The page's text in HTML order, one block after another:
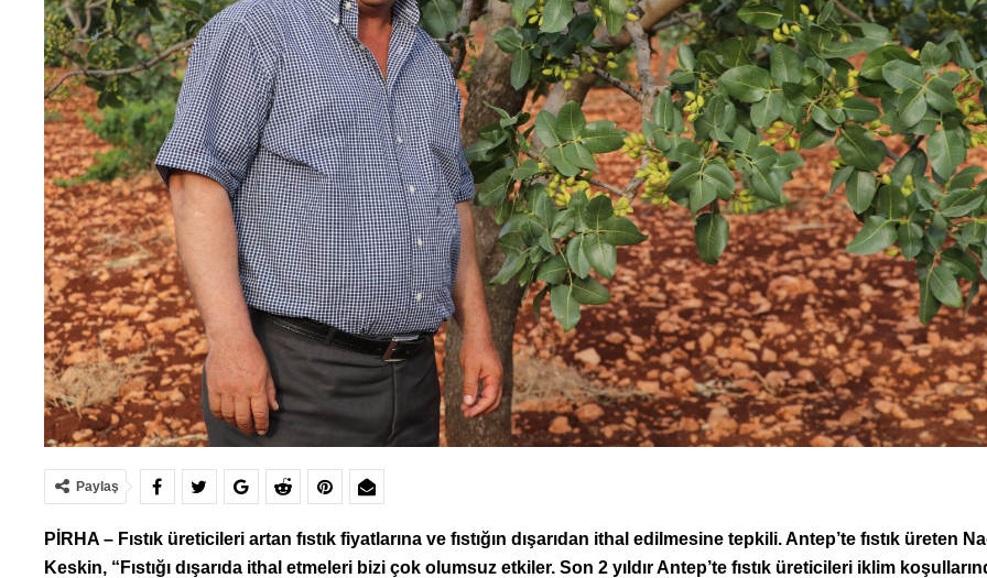
Paylaş
PİRHA – Fıstık üreticileri artan fıstık fiyatlarına ve fıstığın dışarıdan ithal edilmesine tepkili. Antep’te fıstık üreten
Keskin, “Fıstığı dışarıda ithal etmeleri bizi çok olumsuz etkiler. Son 2 yıldır Antep’te fıstık üreticileri iklim